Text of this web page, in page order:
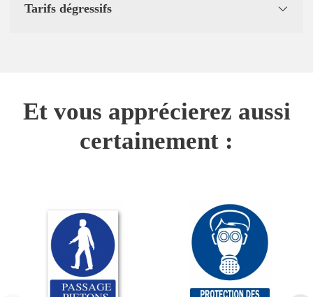
Tarifs dégressifs
Et vous apprécierez aussi
certainement :